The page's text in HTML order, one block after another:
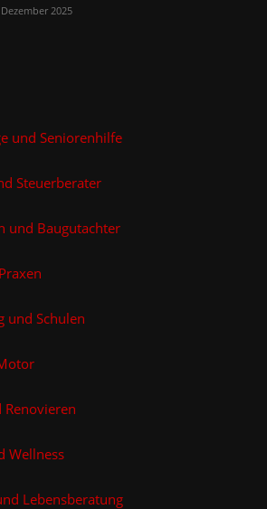
2025
und Seniorenhilfe
Steuerberater
und Baugutachter
und Schulen
Renovieren
Wellness
Lebensberatung